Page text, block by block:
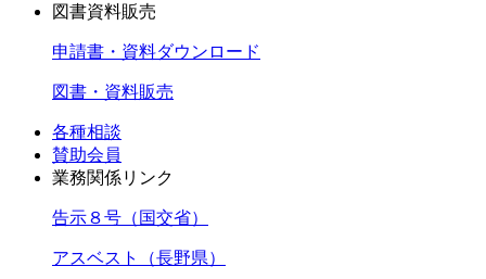
図書資料販売
申請書・資料ダウンロード
図書・資料販売
各種相談
賛助会員
業務関係リンク
告示８号（国交省）
アスベスト（長野県）